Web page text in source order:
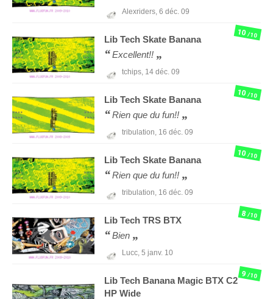
Alexriders, 6 déc. 09
Lib Tech Skate Banana
Excellent!!
tchips, 14 déc. 09
10/10
Lib Tech Skate Banana
Rien que du fun!!
tribulation, 16 déc. 09
10/10
Lib Tech Skate Banana
Rien que du fun!!
tribulation, 16 déc. 09
10/10
Lib Tech TRS BTX
Bien
Lucc, 5 janv. 10
8/10
Lib Tech Banana Magic BTX C2
HP Wide
9/10